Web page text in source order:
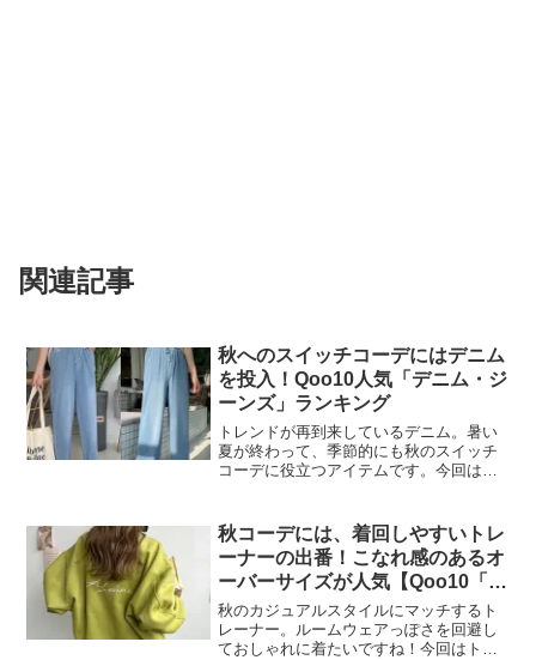
関連記事
秋へのスイッチコーデにはデニム
を投入！Qoo10人気「デニム・ジ
ーンズ」ランキング
トレンドが再到来しているデニム。暑い
夏が終わって、季節的にも秋のスイッチ
コーデに役立つアイテムです。今回は
ッピングモール「Qoo10」を運営する
eBay Japan...
秋コーデには、着回しやすいトレ
ーナーの出番！こなれ感のあるオ
ーバーサイズが人気【Qoo10「ト
レーナー」販売数ランキング】
秋のカジュアルスタイルにマッチするト
レーナー。ルームウェアっぽさを回避し
ておしゃれに着たいですね！今回はトレ